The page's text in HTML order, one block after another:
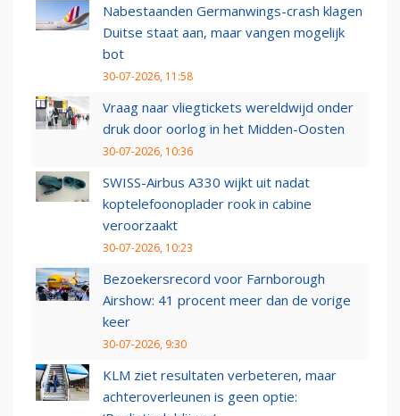
Nabestaanden Germanwings-crash klagen
Duitse staat aan, maar vangen mogelijk
bot
30-07-2026, 11:58
Vraag naar vliegtickets wereldwijd onder
druk door oorlog in het Midden-Oosten
30-07-2026, 10:36
SWISS-Airbus A330 wijkt uit nadat
koptelefoonoplader rook in cabine
veroorzaakt
30-07-2026, 10:23
Bezoekersrecord voor Farnborough
Airshow: 41 procent meer dan de vorige
keer
30-07-2026, 9:30
KLM ziet resultaten verbeteren, maar
achteroverleunen is geen optie: